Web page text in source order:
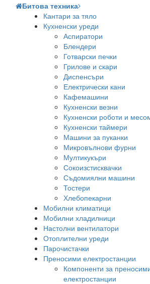
Битова техника
Кантари за тяло
Кухненски уреди
Аспиратори
Блендери
Готварски печки
Грилове и скари
Диспенсъри
Електрически кани
Кафемашини
Кухненски везни
Кухненски роботи и
Кухненски таймери
Машини за пуканки
Микровълнови фурни
Мултикукъри
Сокоизстисквачки
Съдомиялни машини
Тостери
Хлебопекарни
Мобилни климатици
Мобилни хладилници
Настолни вентилатори
Отоплителни уреди
Парочистачки
Преносими електростанции
Компоненти за
електростанции